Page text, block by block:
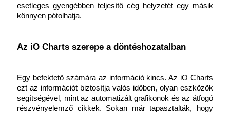
esetleges gyengébben teljesítő cég helyzetét egy másik
könnyen pótolhatja.
Az iO Charts szerepe a döntéshozatalban
Egy befektető számára az információ kincs. Az iO Charts
ezt az információt biztosítja valós időben, olyan eszközök
segítségével, mint az automatizált grafikonok és az átfogó
részvényelemző cikkek. Sokan már tapasztalták, hogy